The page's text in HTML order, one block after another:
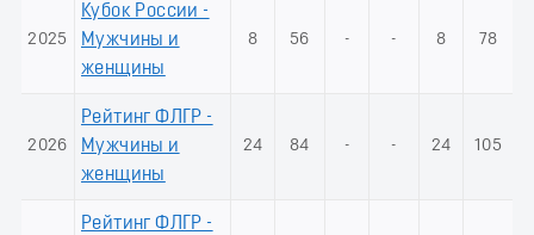
2025
Кубок России -
Мужчины и
женщины
8 56 - - 8 78
2026
Рейтинг ФЛГР -
Мужчины и
женщины
24 84 - - 24 105
Рейтинг ФЛГР -